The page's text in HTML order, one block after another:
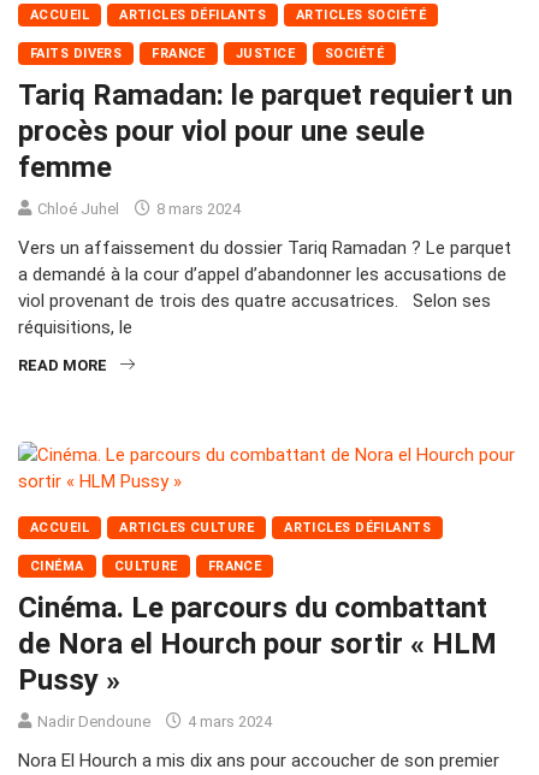
ACCUEIL ARTICLES DÉFILANTS ARTICLES SOCIÉTÉ
FAITS DIVERS FRANCE JUSTICE SOCIÉTÉ
Tariq Ramadan: le parquet requiert un
procès pour viol pour une seule
femme
Chloé Juhel 8 mars 2024
Vers un affaissement du dossier Tariq Ramadan ? Le parquet
a demandé à la cour d’appel d’abandonner les accusations de
viol provenant de trois des quatre accusatrices. Selon ses
réquisitions, le
READ MORE
ACCUEIL ARTICLES CULTURE ARTICLES DÉFILANTS
CINÉMA CULTURE FRANCE
Cinéma. Le parcours du combattant
de Nora el Hourch pour sortir « HLM
Pussy »
Nadir Dendoune 4 mars 2024
Nora El Hourch a mis dix ans pour accoucher de son premier